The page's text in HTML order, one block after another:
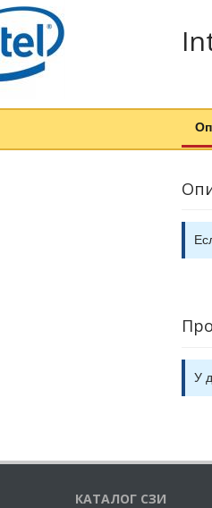
У
КАТАЛОГ СЗИ